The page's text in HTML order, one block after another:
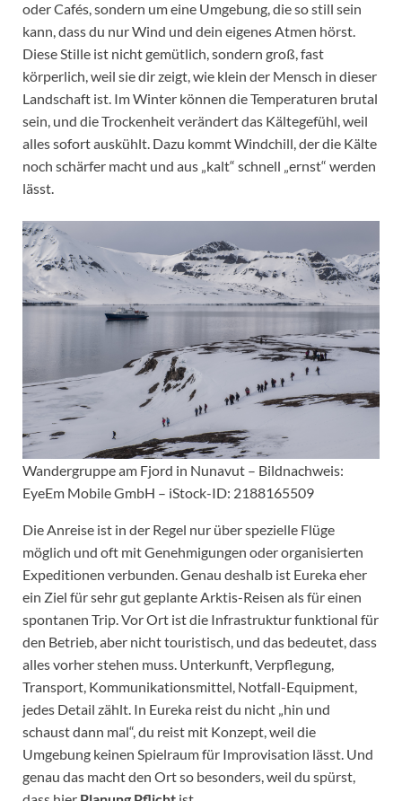
oder Cafés, sondern um eine Umgebung, die so still sein
kann, dass du nur Wind und dein eigenes Atmen hörst.
Diese Stille ist nicht gemütlich, sondern groß, fast
körperlich, weil sie dir zeigt, wie klein der Mensch in dieser
Landschaft ist. Im Winter können die Temperaturen brutal
sein, und die Trockenheit verändert das Kältegefühl, weil
alles sofort auskühlt. Dazu kommt Windchill, der die Kälte
noch schärfer macht und aus „kalt“ schnell „ernst“ werden
lässt.
Wandergruppe am Fjord in Nunavut – Bildnachweis:
EyeEm Mobile GmbH – iStock-ID: 2188165509
Die Anreise ist in der Regel nur über spezielle Flüge
möglich und oft mit Genehmigungen oder organisierten
Expeditionen verbunden. Genau deshalb ist Eureka eher
ein Ziel für sehr gut geplante Arktis-Reisen als für einen
spontanen Trip. Vor Ort ist die Infrastruktur funktional für
den Betrieb, aber nicht touristisch, und das bedeutet, dass
alles vorher stehen muss. Unterkunft, Verpflegung,
Transport, Kommunikationsmittel, Notfall-Equipment,
jedes Detail zählt. In Eureka reist du nicht „hin und
schaust dann mal“, du reist mit Konzept, weil die
Umgebung keinen Spielraum für Improvisation lässt. Und
genau das macht den Ort so besonders, weil du spürst,